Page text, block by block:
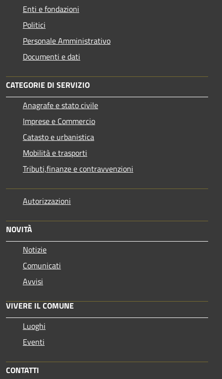
Enti e fondazioni
Politici
Personale Amministrativo
Documenti e dati
CATEGORIE DI SERVIZIO
Anagrafe e stato civile
Imprese e Commercio
Catasto e urbanistica
Mobilità e trasporti
Tributi,finanze e contravvenzioni
Autorizzazioni
NOVITÀ
Notizie
Comunicati
Avvisi
VIVERE IL COMUNE
Luoghi
Eventi
CONTATTI